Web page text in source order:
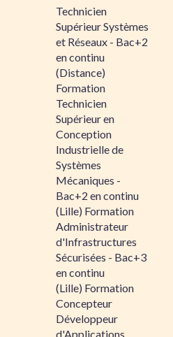
Technicien
Supérieur Systèmes
et Réseaux - Bac+2
en continu
(Distance)
Formation
Technicien
Supérieur en
Conception
Industrielle de
Systèmes
Mécaniques -
Bac+2 en continu
(Lille) Formation
Administrateur
d'Infrastructures
Sécurisées - Bac+3
en continu
(Lille) Formation
Concepteur
Développeur
d'Applications